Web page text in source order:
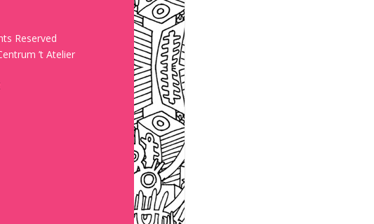
Reserved
’t Atelier